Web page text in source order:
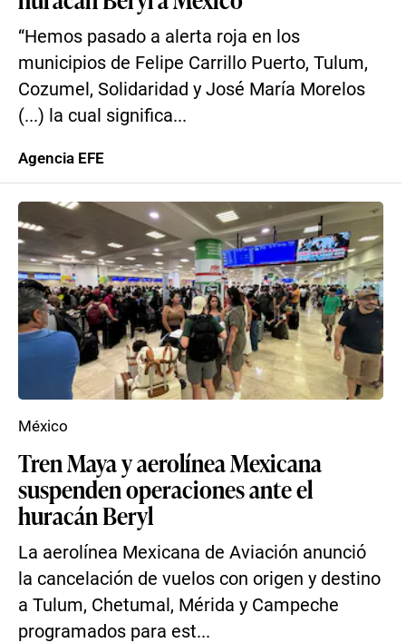
“Hemos pasado a alerta roja en los
municipios de Felipe Carrillo Puerto, Tulum,
Cozumel, Solidaridad y José María Morelos
(...) la cual significa...
Agencia EFE
Tren Maya y aerolínea Mexicana
suspenden operaciones ante el
huracán Beryl
La aerolínea Mexicana de Aviación anunció
la cancelación de vuelos con origen y destino
a Tulum, Chetumal, Mérida y Campeche
programados para est...
México